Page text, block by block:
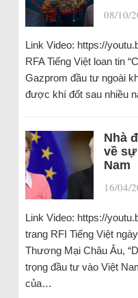
08/10/
Link Video: https://
RFA Tiếng Việt loan tin
Gazprom đầu tư ngoài
được khí đốt sau nhiều
Nhà
về
Nam
16/04/
Link Video: https://
trang RFI Tiếng Việt
Thương Mại Châu Âu,
trọng đầu tư vào Việt
của…